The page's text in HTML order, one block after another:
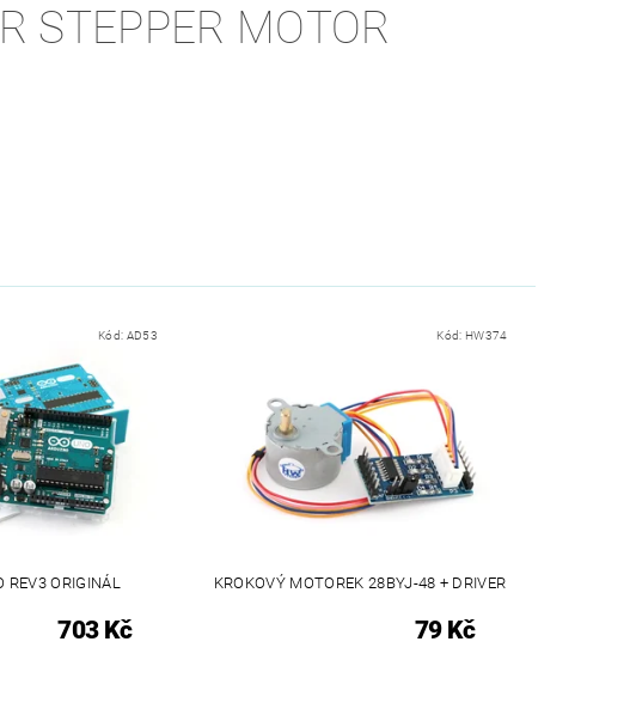
STEPPER MOTOR
Kód: AD53
REV3 ORIGINÁL
703 Kč
Kód: HW374
KROKOVÝ MOTOREK 28BYJ-48 + DRIVER
79 Kč